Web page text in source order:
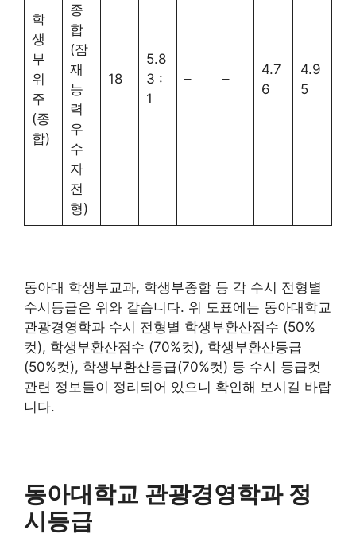
학
생
부
위
주
(종
합)
종
합
(잠
재
능
력
우
수
자
전
형)
18
5.8
3 :
1
– –
4.7
6
4.9
5
동아대 학생부교과, 학생부종합 등 각 수시 전형별
수시등급은 위와 같습니다. 위 도표에는 동아대학교
관광경영학과 수시 전형별 학생부환산점수 (50%
컷), 학생부환산점수 (70%컷), 학생부환산등급
(50%컷), 학생부환산등급(70%컷) 등 수시 등급컷
관련 정보들이 정리되어 있으니 확인해 보시길 바랍
니다.
동아대학교 관광경영학과 정
시등급